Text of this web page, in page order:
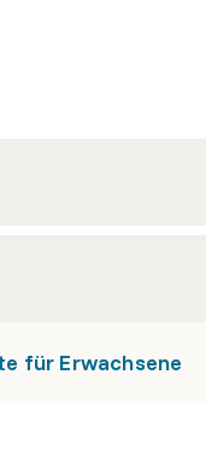
für Erwachsene